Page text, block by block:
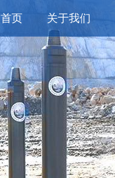
首页 关于我们